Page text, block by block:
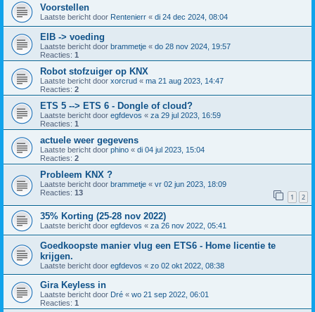
Voorstellen
Laatste bericht door Rentenierr « di 24 dec 2024, 08:04
EIB -> voeding
Laatste bericht door brammetje « do 28 nov 2024, 19:57
Reacties: 1
Robot stofzuiger op KNX
Laatste bericht door xorcrud « ma 21 aug 2023, 14:47
Reacties: 2
ETS 5 --> ETS 6 - Dongle of cloud?
Laatste bericht door egfdevos « za 29 jul 2023, 16:59
Reacties: 1
actuele weer gegevens
Laatste bericht door phino « di 04 jul 2023, 15:04
Reacties: 2
Probleem KNX ?
Laatste bericht door brammetje « vr 02 jun 2023, 18:09
Reacties: 13 1 2
35% Korting (25-28 nov 2022)
Laatste bericht door egfdevos « za 26 nov 2022, 05:41
Goedkoopste manier vlug een ETS6 - Home licentie te
krijgen.
Laatste bericht door egfdevos « zo 02 okt 2022, 08:38
Gira Keyless in
Laatste bericht door Dré « wo 21 sep 2022, 06:01
Reacties: 1